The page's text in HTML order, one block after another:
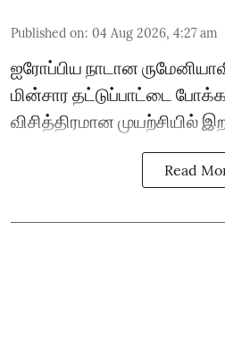
Published on: 04 Aug 2026, 4:27 am
ஐரோப்பிய நாடான
மின்சார தட்டுப்பாட்டை
விசித்திரமான முயற்சியில்
Read